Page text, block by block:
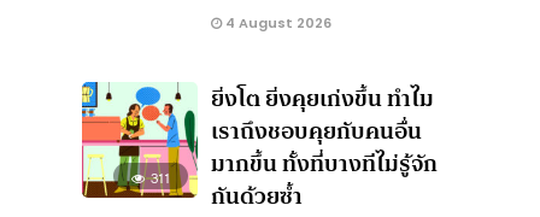
4 August 2026
311
ยิ่งโต ยิ่งคุยเก่งขึ้น ทำไม
เราถึงชอบคุยกับคนอื่น
มากขึ้น ทั้งที่บางทีไม่รู้จัก
กันด้วยซ้ำ